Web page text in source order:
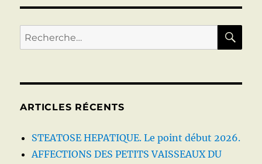
(Syndrome
OU
Recherche
pour :
ARTICLES RÉCENTS
STEATOSE HEPATIQUE. Le point début 2026.
AFFECTIONS DES PETITS VAISSEAUX DU